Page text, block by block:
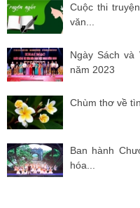
Cuộc thi
văn...
Ngày Sách và
năm 2023
Chùm thơ về
Ban hành
hóa...